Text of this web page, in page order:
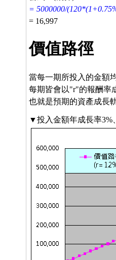
= 5000000/
= 16,997
價值路徑
當每一期所投入的金額
每期皆會以"r"的報酬率
也就是預期的資產成長軌
▼投入金額年成長率3%